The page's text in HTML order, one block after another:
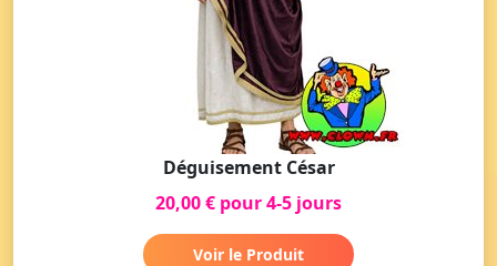
Déguisement César
20,00 € pour 4-5 jours
Voir le Produit